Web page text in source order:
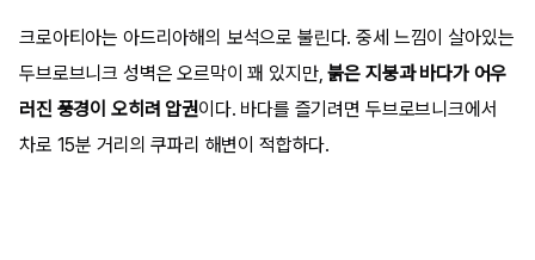
크로아티아는 아드리아해의 보석으로 불린다. 중세 느낌이 살아있는
두브로브니크 성벽은 오르막이 꽤 있지만, 붉은 지붕과 바다가 어우
러진 풍경이 오히려 압권이다. 바다를 즐기려면 두브로브니크에서
차로 15분 거리의 쿠파리 해변이 적합하다.